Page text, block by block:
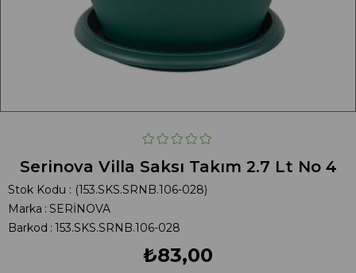
Serinova Villa Saksı Takım 2.7 Lt No 4
Stok Kodu
(153.SKS.SRNB.106-028)
Marka : SERİNOVA
Barkod : 153.SKS.SRNB.106-028
₺83,00